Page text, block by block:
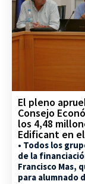
El pleno
Consejo
los 4,48
Edificant en el
• Todos los
de la
Francisco Mas,
para alumnado